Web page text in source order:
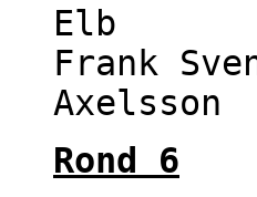
Elb
Frank
Rond 6